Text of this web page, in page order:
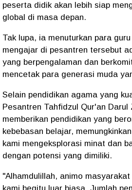
peserta didik akan lebih siap
global di masa depan.
Tak lupa, ia menuturkan para
mengajar di pesantren tersebut
yang berpengalaman dan
mencetak para generasi muda
Selain pendidikan agama yang
Pesantren Tahfidzul Qur'an Darul
memberikan pendidikan yang
kebebasan belajar,
kami mengeksplorasi minat dan
dengan potensi yang dimiliki.
"Alhamdulillah, animo